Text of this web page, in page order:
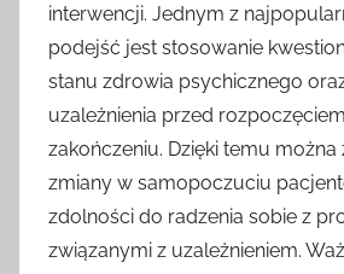
interwencji. Jednym z
podejść jest stosowanie
stanu zdrowia psychicznego
uzależnienia przed
zakończeniu. Dzięki temu
zmiany w samopoczuciu
zdolności do radzenia sobie z
związanymi z uzależnieniem.